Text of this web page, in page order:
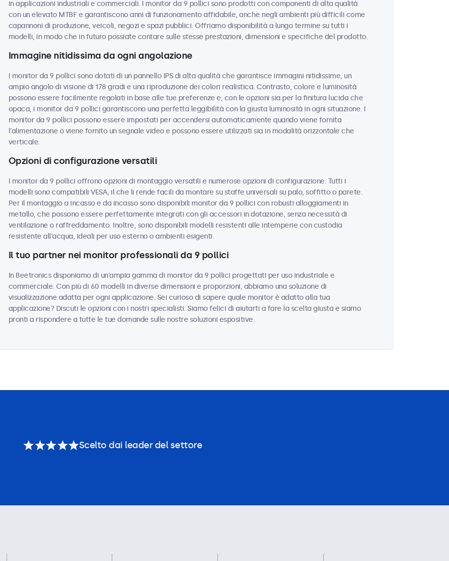
in applicazioni industriali e commerciali. I monitor da 9 pollici sono prodotti con componenti di alta qualità
con un elevato MTBF e garantiscono anni di funzionamento affidabile, anche negli ambienti più difficili come
capannoni di produzione, veicoli, negozi e spazi pubblici. Offriamo disponibilità a lungo termine su tutti i
modelli, in modo che in futuro possiate contare sulle stesse prestazioni, dimensioni e specifiche del prodotto.
Immagine nitidissima da ogni angolazione
I monitor da 9 pollici sono dotati di un pannello IPS di alta qualità che garantisce immagini nitidissime, un
ampio angolo di visione di 178 gradi e una riproduzione dei colori realistica. Contrasto, colore e luminosità
possono essere facilmente regolati in base alle tue preferenze e, con le opzioni sia per la finitura lucida che
opaca, i monitor da 9 pollici garantiscono una perfetta leggibilità con la giusta luminosità in ogni situazione. I
monitor da 9 pollici possono essere impostati per accendersi automaticamente quando viene fornita
l'alimentazione o viene fornito un segnale video e possono essere utilizzati sia in modalità orizzontale che
verticale.
Opzioni di configurazione versatili
I monitor da 9 pollici offrono opzioni di montaggio versatili e numerose opzioni di configurazione. Tutti i
modelli sono compatibili VESA, il che li rende facili da montare su staffe universali su palo, soffitto o parete.
Per il montaggio a incasso e da incasso sono disponibili monitor da 9 pollici con robusti alloggiamenti in
metallo, che possono essere perfettamente integrati con gli accessori in dotazione, senza necessità di
ventilazione o raffreddamento. Inoltre, sono disponibili modelli resistenti alle intemperie con custodia
resistente all'acqua, ideali per uso esterno o ambienti esigenti.
Il tuo partner nei monitor professionali da 9 pollici
In Beetronics disponiamo di un'ampia gamma di monitor da 9 pollici progettati per uso industriale e
commerciale. Con più di 60 modelli in diverse dimensioni e proporzioni, abbiamo una soluzione di
visualizzazione adatta per ogni applicazione. Sei curioso di sapere quale monitor è adatto alla tua
applicazione? Discuti le opzioni con i nostri specialisti. Siamo felici di aiutarti a fare la scelta giusta e siamo
pronti a rispondere a tutte le tue domande sulle nostre soluzioni espositive.
Scelto dai leader del settore